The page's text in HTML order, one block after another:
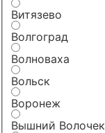
Витязево
Волгоград
Волноваха
Вольск
Воронеж
Вышний Волочек